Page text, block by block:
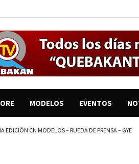
MODELOS EVENTOS
EDICIÓN CN MODELOS – RUEDA DE PRENSA – GYE